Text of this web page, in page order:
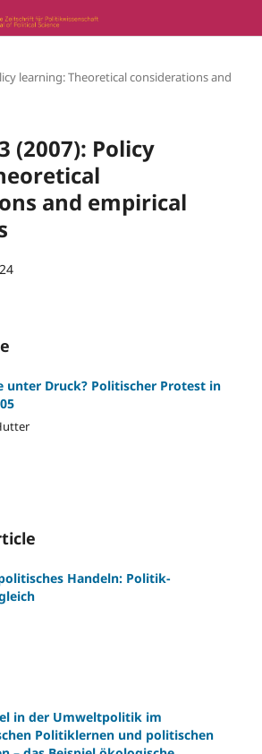
learning: Theoretical considerations and
(2007): Policy
and empirical
unter Druck? Politischer Protest in
Handeln: Politik-
in der Umweltpolitik im
Politiklernen und politischen